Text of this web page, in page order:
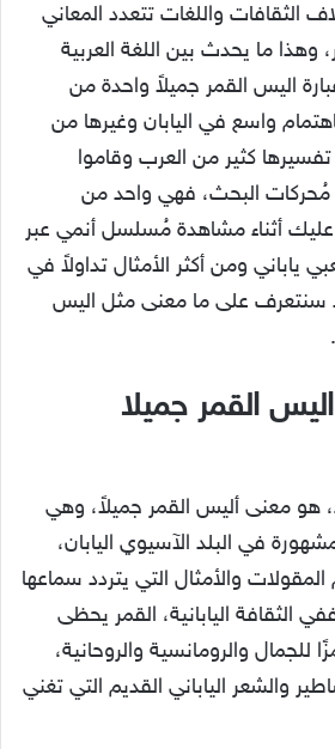
الثقافات واللغات تتعدد المعاني
ما يحدث بين اللغة العربية
عبارة اليس القمر جميلاً واحدة من
واسع في اليابان وغيرها من
كثير من العرب وقاموا
مُحركات البحث، فهي واحد من
عليك أثناء مشاهدة مُسلسل أنمي عبر
ياباني ومن أكثر الأمثال تداولاً في
سنتعرف على ما معنى مثل اليس
القمر جميلا
هو معنى أليس القمر جميلاً، وهي
في البلد الآسيوي اليابان،
والأمثال التي يتردد سماعها
الثقافة اليابانية، القمر يحظى
للجمال والرومانسية والروحانية،
والشعر الياباني القديم التي تغني